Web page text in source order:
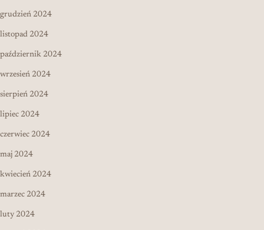
grudzień 2024
listopad 2024
październik 2024
wrzesień 2024
sierpień 2024
lipiec 2024
czerwiec 2024
maj 2024
kwiecień 2024
marzec 2024
luty 2024